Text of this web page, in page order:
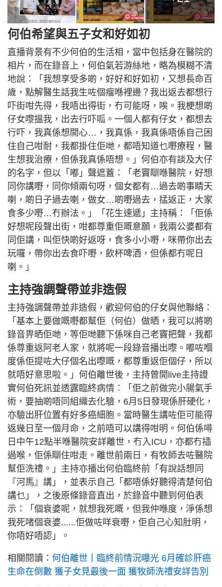
何伯希望與五子女和好如初
直播背景有不少何伯的生活相，當中包括身在醫院的
相片，而在錄音上，何伯氣若游絲地，略為模糊不清
地說：「我想享受多啲，好好和好如初，又想長命百
歲，點解醫生話我生咗個瘤喺裡邊？我出返去都想行
吓街咁先得，我唔出得街，冇可能呀，唉。我梗想啲
仔女嚟搵我，出去行吓呱。一個人都有仔女，都想去
行吓，我真係想開心…，我真係，我真係唔係自己困
住自己咁耐，我都掛住佢哋，都唔知道乜嘢療程，醫
生想我治療，但係我真係唔想。」何伯亦有談及大仔
的名字，但以「嘟」聲遮蓋：「老竇瞓喺醫院，好想
同你講嘢，同你傾兩句呀，個女都有…過去啲事睛天
喇，啲日子過去喇，做女…啲嘢過去，掹返正，大家
食多少嘢…冇辦法。」「花生速遞」主持稱：「佢係
好想呢段聲出街，咁都尊重佢嘅意願，我兩公婆都有
同佢講，叫佢快啲好返呀，食多小小嘢，咪帶你出去
玩囉，帶你出去食吓嘢，飲杯啤酒，但係都冇呢日
喇。」
主持強調聲帶並非造假
主持強調聲帶並非造假，歡迎何伯的仔女與他聯絡：
「基本上要做嘅嘢都幫佢（何伯）做晒，我可以將啲
錄音畀晒佢哋，等佢哋聽下係咪自己老竇把聲，我都
係尊重返阿老人家，就將呢一段錄音播出嚟。嘟咗嗰
度係佢提咗大仔個名出嚟嘅，都尊重返佢個仔，所以
就唔好意思啦。」何伯離世後，主持曾開live主持證
實何伯死訊並透露臨終病情︰「佢之前做完小腸氣手
術，要抽啲唔同組織去化驗，6月5日發現係肝硬化，
亦驗出肝位置有好多癌細胞。當時醫生講咗佢可能得
返幾日至一個月命，之前唔可以講得咁明。何伯係噚
日中午12點半喺醫院安詳離世，冇入ICU，亦都冇插
過喉，佢係瞓住咁走。離世前兩日，有牧師去咗醫院
幫佢洗禮。」主持亦播出何伯臨終前「有說話想同
『河馬』講」，並表示自己「都唔係好聽得清楚何伯
講乜」，之後原條錄音直出，於錄音中聽到何伯表
示：「個衰婆呢，就想我死嘅，但我仲喺度，淨係想
我死啫個衰婆......佢做咗咩衰嘢，佢自己心知肚明，
你唔好唔認」。
相關閱讀： 何伯離世丨臨終前情況曝光 6月確診肝癌
生命在倒數 獲子女見最後一面 獲牧師洗禮安詳告別